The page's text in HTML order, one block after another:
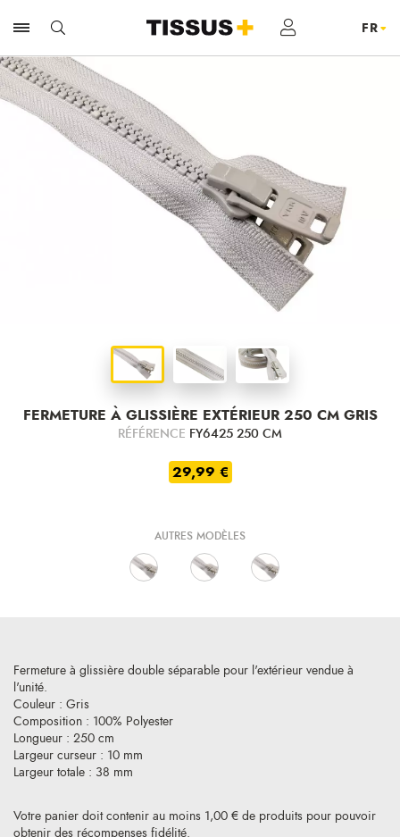
FERMETURE À GLISSIÈRE EXTÉRIEUR 250 CM GRIS
RÉFÉRENCE FY6425 250 CM
29,99 €
AUTRES MODÈLES
Votre panier doit contenir au moins 1,00 € de produits pour pouvoir
obtenir des récompenses fidélité.
Fermeture à glissière double séparable pour l'extérieur vendue à
l'unité.
Couleur : Gris
Composition : 100% Polyester
Longueur : 250 cm
Largeur curseur : 10 mm
Largeur totale : 38 mm